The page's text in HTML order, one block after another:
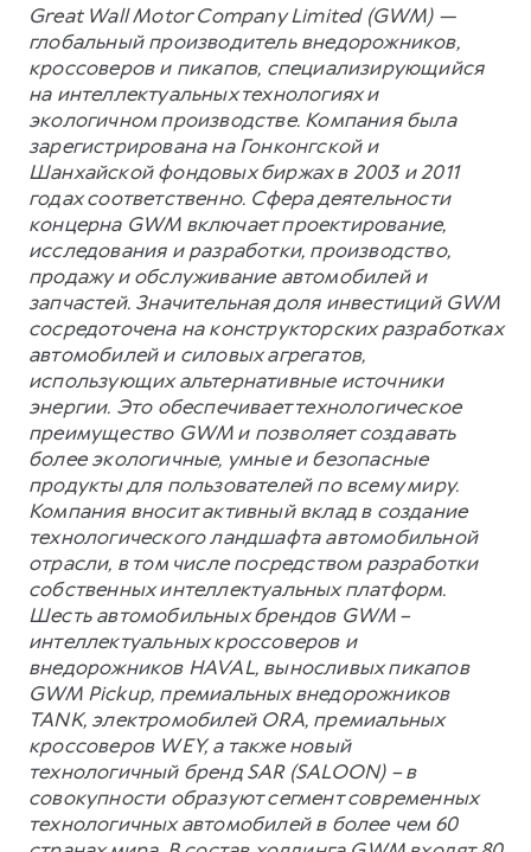
Great Wall Motor Company Limited (GWM) —
глобальный производитель внедорожников,
кроссоверов и пикапов, специализирующийся
на интеллектуальных технологиях и
экологичном производстве. Компания была
зарегистрирована на Гонконгской и
Шанхайской фондовых биржах в 2003 и 2011
годах соответственно. Сфера деятельности
концерна GWM включает проектирование,
исследования и разработки, производство,
продажу и обслуживание автомобилей и
запчастей. Значительная доля инвестиций GWM
сосредоточена на конструкторских разработках
автомобилей и силовых агрегатов,
использующих альтернативные источники
энергии. Это обеспечивает технологическое
преимущество GWM и позволяет создавать
более экологичные, умные и безопасные
продукты для пользователей по всему миру.
Компания вносит активный вклад в создание
технологического ландшафта автомобильной
отрасли, в том числе посредством разработки
собственных интеллектуальных платформ.
Шесть автомобильных брендов GWM –
интеллектуальных кроссоверов и
внедорожников HAVAL, выносливых пикапов
GWM Pickup, премиальных внедорожников
TANK, электромобилей ORA, премиальных
кроссоверов WEY, а также новый
технологичный бренд SAR (SALOON) – в
совокупности образуют сегмент современных
технологичных автомобилей в более чем 60